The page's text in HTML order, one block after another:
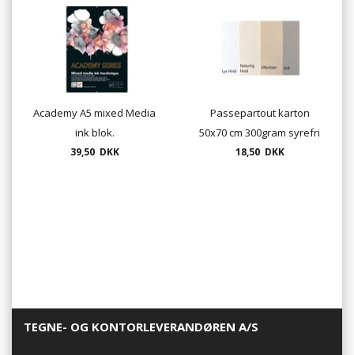
Academy A5 mixed Media
ink blok.
39,50 DKK
Passepartout karton
50x70 cm 300gram syrefri
Hahnemühle
18,50 DKK
TEGNE- OG KONTORLEVERANDØREN A/S